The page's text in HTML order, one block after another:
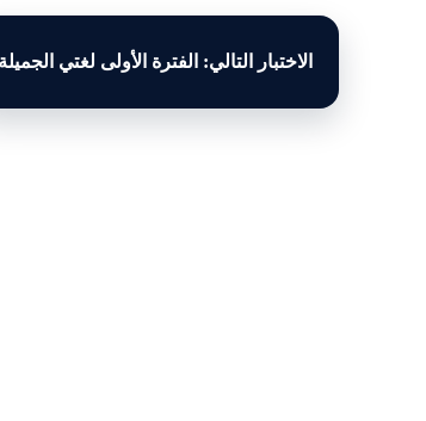
الاختبار التالي: الفترة الأولى لغتي الجميلة